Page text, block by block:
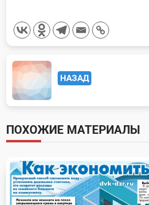
<span
class="nav-
subtitle
screen-
reader-
text">Page</span>
НАЗАД
ПОХОЖИЕ МАТЕРИАЛЫ